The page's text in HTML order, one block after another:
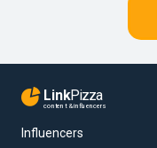
LinkPizza
content & influencers
Influencers